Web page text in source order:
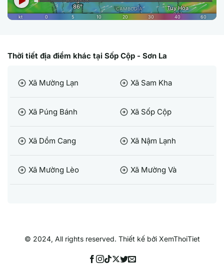
Thời tiết địa điểm khác tại Sốp Cộp - Sơn La
arrow_circle_right Xã Mường Lạn arrow_circle_right Xã Sam Kha
arrow_circle_right Xã Púng Bánh arrow_circle_right Xã Sốp Cộp
arrow_circle_right Xã Dồm Cang arrow_circle_right Xã Nậm Lạnh
arrow_circle_right Xã Mường Lèo arrow_circle_right Xã Mường Và
© 2024, All rights reserved. Thiết kế bởi XemThoiTiet